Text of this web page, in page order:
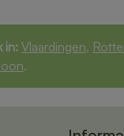
in: Vlaardingen,
.